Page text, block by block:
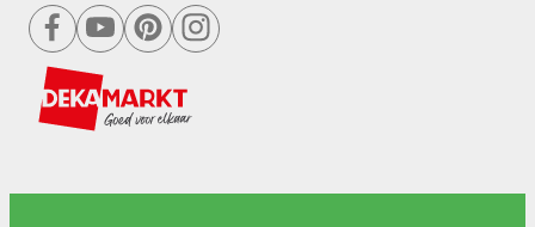
facebookyoutubepinterestinstagram